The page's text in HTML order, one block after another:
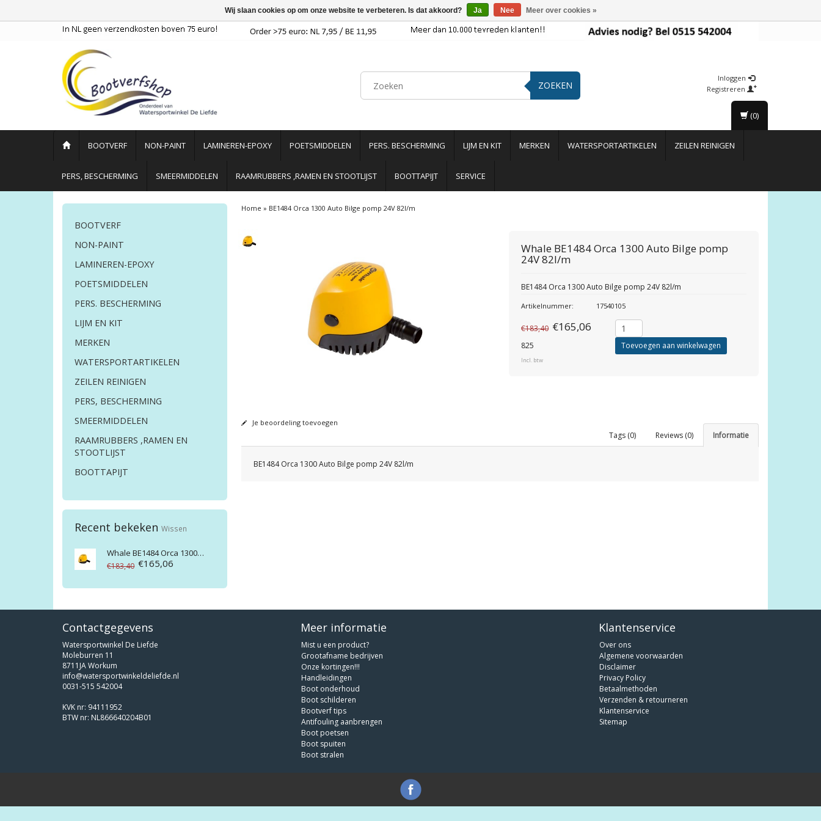
ZOEKEN
Inloggen
Registreren
BOOTVERF NON-PAINT LAMINEREN-EPOXY POETSMIDDELEN PERS. BESCHERMING LIJM EN KIT MERKEN WATERSPORTARTIKELEN ZEILEN REINIGEN
PERS, BESCHERMING SMEERMIDDELEN RAAMRUBBERS ,RAMEN EN STOOTLIJST BOOTTAPIJT SERVICE
(0)
BOOTVERF
NON-PAINT
LAMINEREN-EPOXY
POETSMIDDELEN
PERS. BESCHERMING
LIJM EN KIT
MERKEN
WATERSPORTARTIKELEN
ZEILEN REINIGEN
PERS, BESCHERMING
SMEERMIDDELEN
RAAMRUBBERS ,RAMEN EN
STOOTLIJST
BOOTTAPIJT
Recent bekeken Wissen
Whale BE1484 Orca 1300 Auto Bilge pomp 24V 82l/m
€183,40 €165,06
Home » BE1484 Orca 1300 Auto Bilge pomp 24V 82l/m
Whale BE1484 Orca 1300 Auto Bilge pomp
24V 82l/m
BE1484 Orca 1300 Auto Bilge pomp 24V 82l/m
Artikelnummer: 17540105
€183,40 €165,06
825
Incl. btw
Toevoegen aan winkelwagen
Je beoordeling toevoegen
Informatie
Reviews (0)
Tags (0)
BE1484 Orca 1300 Auto Bilge pomp 24V 82l/m
Contactgegevens
Watersportwinkel De Liefde
Moleburren 11
8711JA Workum
info@watersportwinkeldeliefde.nl
0031-515 542004
KVK nr: 94111952
BTW nr: NL866640204B01
Meer informatie
Mist u een product?
Grootafname bedrijven
Onze kortingen!!!
Handleidingen
Boot onderhoud
Boot schilderen
Bootverf tips
Antifouling aanbrengen
Boot poetsen
Boot spuiten
Boot stralen
Klantenservice
Over ons
Algemene voorwaarden
Disclaimer
Privacy Policy
Betaalmethoden
Verzenden & retourneren
Klantenservice
Sitemap
Wij slaan cookies op om onze website te verbeteren. Is dat akkoord? Ja Nee Meer over cookies »